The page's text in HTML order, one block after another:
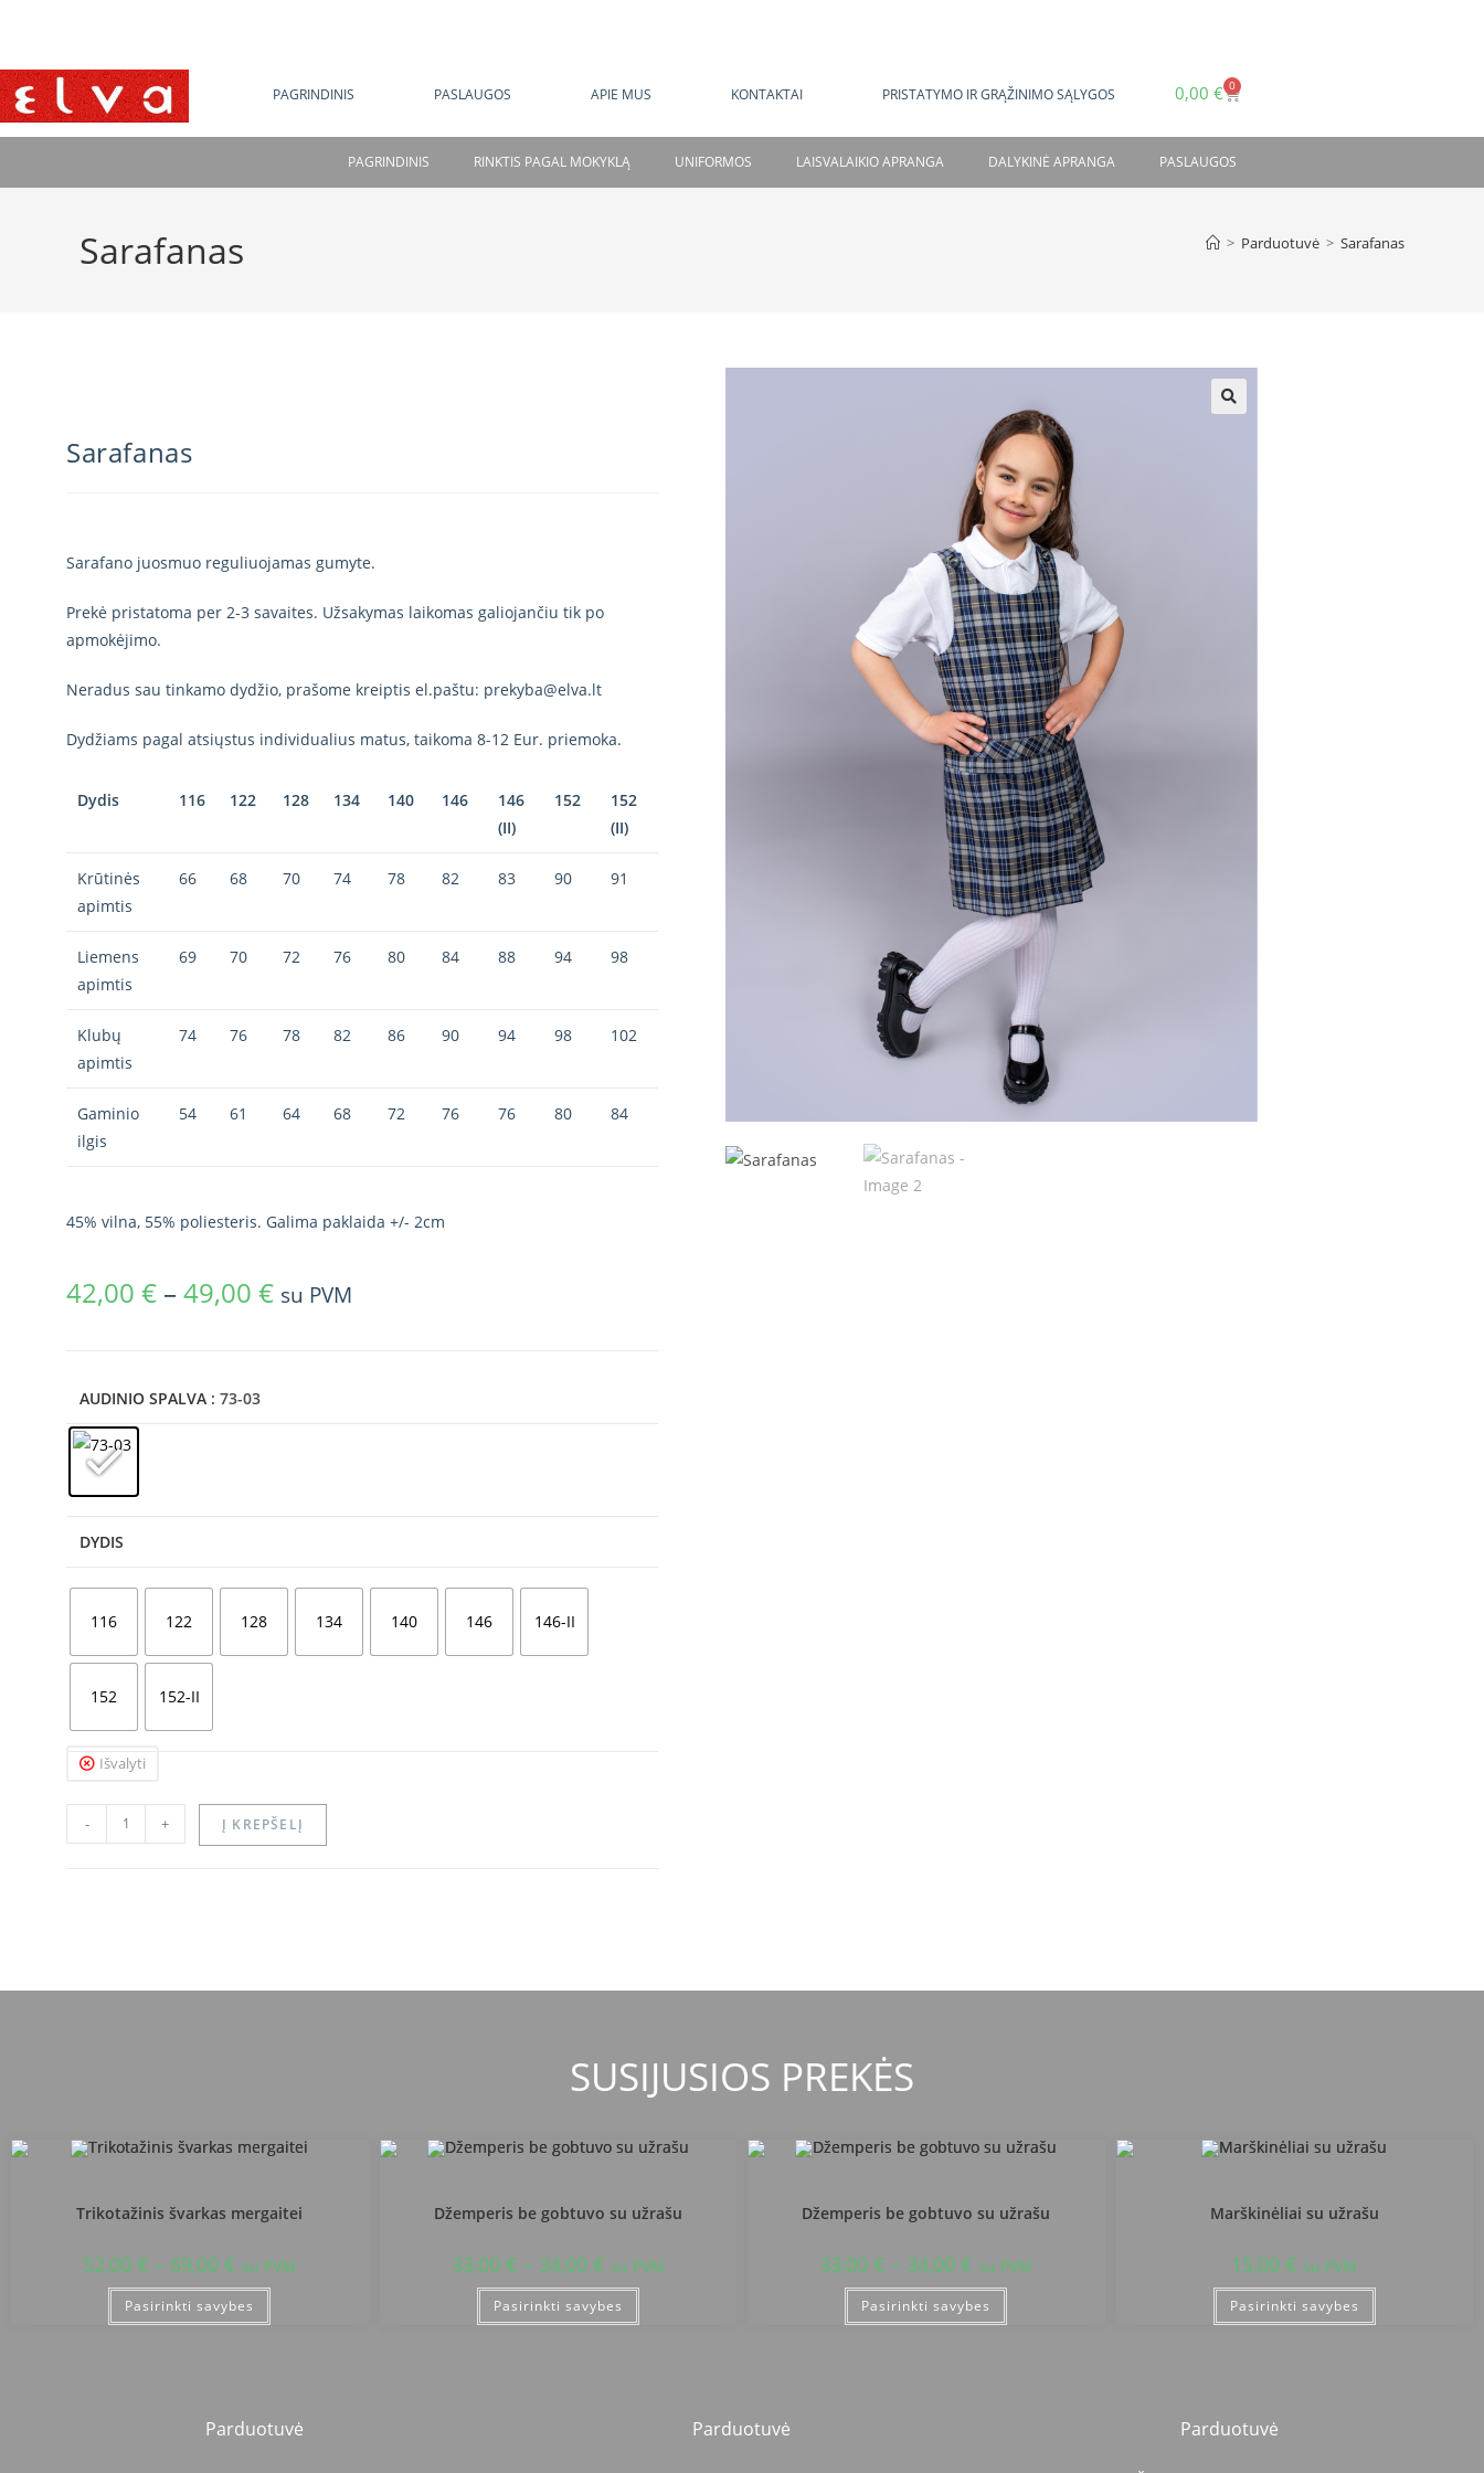
PAGRINDINIS PASLAUGOS APIE MUS KONTAKTAI PRISTATYMO IR GRĄŽINIMO SĄLYGOS 0,00 € 0
PAGRINDINIS RINKTIS PAGAL MOKYKLĄ UNIFORMOS LAISVALAIKIO APRANGA DALYKINĖ APRANGA PASLAUGOS
Sarafanas > Parduotuvė > Sarafanas
Sarafanas
Sarafano juosmuo reguliuojamas gumyte.
Prekė pristatoma per 2-3 savaites. Užsakymas laikomas galiojančiu tik po
apmokėjimo.
Neradus sau tinkamo dydžio, prašome kreiptis el.paštu: prekyba@elva.lt
Dydžiams pagal atsiųstus individualius matus, taikoma 8-12 Eur. priemoka.
Dydis 116 122 128 134 140 146
146
(II)
152
152
(II)
Krūtinės
apimtis
66 68 70 74 78 82 83 90 91
Liemens
apimtis
69 70 72 76 80 84 88 94 98
Klubų
apimtis
74 76 78 82 86 90 94 98 102
Gaminio
ilgis
54 61 64 68 72 76 76 80 84
45% vilna, 55% poliesteris. Galima paklaida +/- 2cm
42,00 € – 49,00 € su PVM
AUDINIO SPALVA : 73-03
DYDIS
116 122 128 134 140 146 146-II
152 152-II
Išvalyti
- + Į KREPŠELĮ
SUSIJUSIOS PREKĖS
Trikotažinis švarkas mergaitei
52,00€ – 69,00€ su PVM
Pasirinkti savybes
Džemperis be gobtuvo su užrašu
33,00 € – 34,00 € su PVM
Pasirinkti savybes
Džemperis be gobtuvo su užrašu
33,00€ – 34,00€ su PVM
Pasirinkti savybes
Marškinėliai su užrašu
15,00€ su PVM
Pasirinkti savybes
Parduotuvė Parduotuvė Parduotuvė